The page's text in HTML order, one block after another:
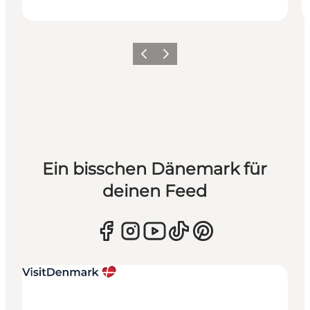
ZurückWeiter
Ein bisschen Dänemark für
deinen Feed